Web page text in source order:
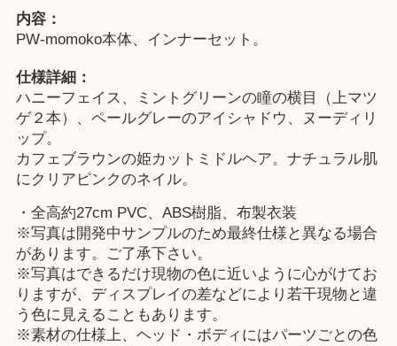
内容：
PW-momoko本体、インナーセット。
仕様詳細：
ハニーフェイス、ミントグリーンの瞳の横目（上マツ
ゲ２本）、ペールグレーのアイシャドウ、ヌーディリ
ップ。
カフェブラウンの姫カットミドルヘア。ナチュラル肌
にクリアピンクのネイル。
・全高約27cm PVC、ABS樹脂、布製衣装
※写真は開発中サンプルのため最終仕様と異なる場合
があります。ご了承下さい。
※写真はできるだけ現物の色に近いように心がけてお
りますが、ディスプレイの差などにより若干現物と違
う色に見えることもあります。
※素材の仕様上、ヘッド・ボディにはパーツごとの色